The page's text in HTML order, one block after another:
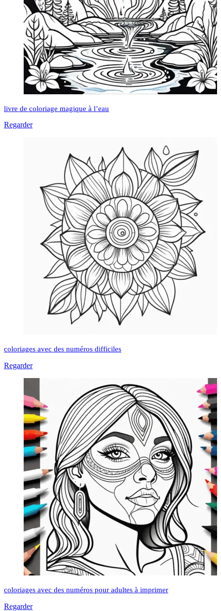
livre de coloriage magique à l’eau
Regarder
coloriages avec des numéros difficiles
Regarder
coloriages avec des numéros pour adultes à imprimer
Regarder